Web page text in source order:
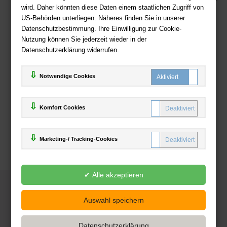
wird. Daher könnten diese Daten einem staatlichen Zugriff von
US-Behörden unterliegen. Näheres finden Sie in unserer
Datenschutzbestimmung. Ihre Einwilligung zur Cookie-
Nutzung können Sie jederzeit wieder in der
Datenschutzerklärung widerrufen.
Notwendige Cookies
Komfort Cookies
Marketing-/ Tracking-Cookies
Zahlweisen
Deutsche-Buchhandlung.de
www.deutsche-buchhandlung.de ist ein Angebot der
Handelsgesellschaft mbH
Powered by Inooga